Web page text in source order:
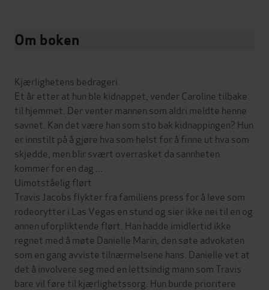
Om boken
Kjærlighetens bedrageri
Et år etter at hun ble kidnappet, vender Caroline tilbake
til hjemmet. Der venter mannen som aldri meldte henne
savnet. Kan det være han som sto bak kidnappingen? Hun
er innstilt på å gjøre hva som helst for å finne ut hva som
skjedde, men blir svært overrasket da sannheten
kommer for en dag ...
Uimotståelig flørt
Travis Jacobs flykter fra familiens press for å leve som
rodeorytter i Las Vegas en stund og sier ikke nei til en og
annen uforpliktende flørt. Han hadde imidlertid ikke
regnet med å møte Danielle Marin, den søte advokaten
som en gang avviste tilnærmelsene hans. Danielle vet at
det å involvere seg med en lettsindig mann som Travis
bare vil føre til kjærlighetssorg. Hun burde prioritere